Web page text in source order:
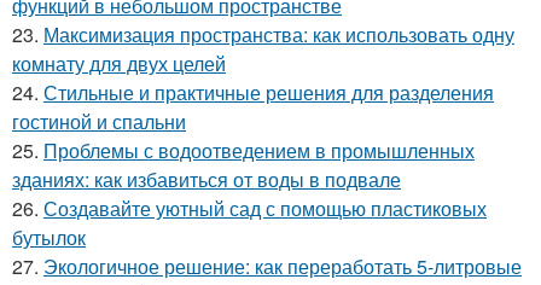
функций в небольшом пространстве
23. Максимизация пространства: как использовать одну
комнату для двух целей
24. Стильные и практичные решения для разделения
гостиной и спальни
25. Проблемы с водоотведением в промышленных
зданиях: как избавиться от воды в подвале
26. Создавайте уютный сад с помощью пластиковых
бутылок
27. Экологичное решение: как переработать 5-литровые